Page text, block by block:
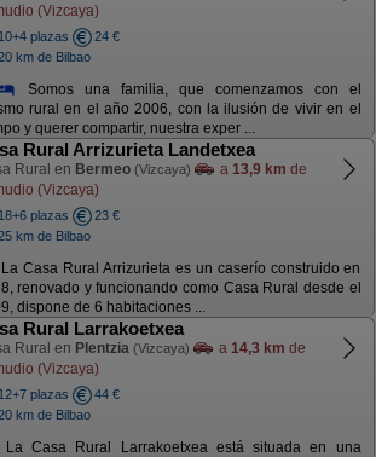
(Vizcaya)
10+4 plazas
24 €
km de Bilbao
Somos una familia, que comenzamos con el
rural en el año 2006, con la ilusión de vivir en el
y querer compartir, nuestra exper ...
Rural Arrizurieta Landetxea
Rural en Bermeo (Vizcaya) a 13,9 km de
(Vizcaya)
18+6 plazas
23 €
km de Bilbao
La Casa Rural Arrizurieta es un caserío construido en
renovado y funcionando como Casa Rural desde el
dispone de 6 habitaciones ...
Rural Larrakoetxea
Rural en Plentzia (Vizcaya) a 14,3 km de
(Vizcaya)
12+7 plazas
44 €
km de Bilbao
La Casa Rural Larrakoetxea está situada en una